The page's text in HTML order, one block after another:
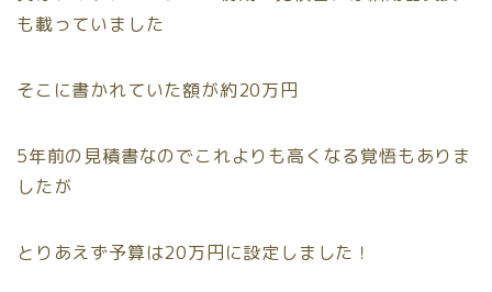
も載っていました
そこに書かれていた額が約20万円
5年前の見積書なのでこれよりも高くなる覚悟もありま
したが
とりあえず予算は20万円に設定しました！